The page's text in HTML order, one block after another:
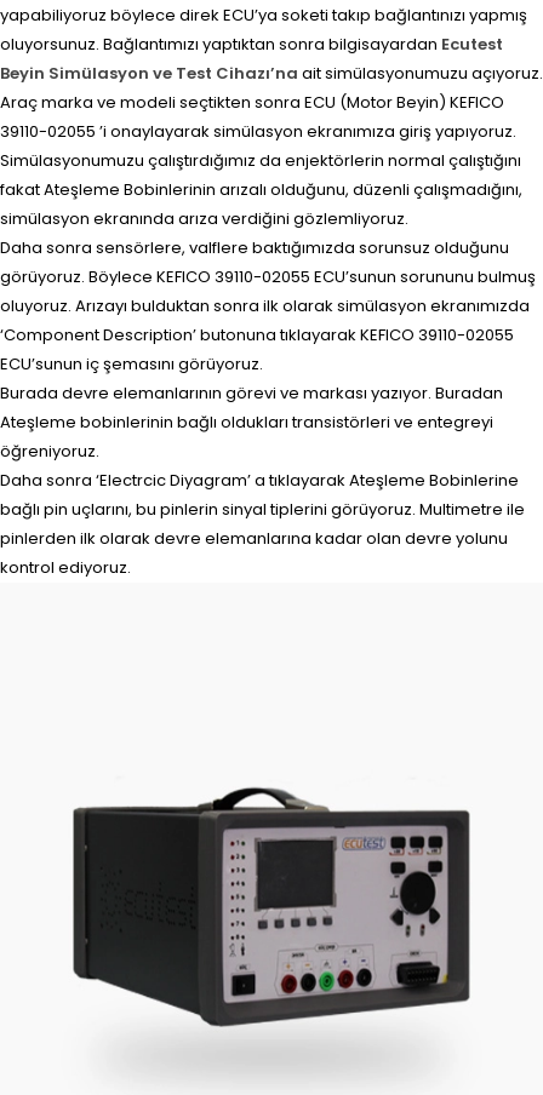
yapabiliyoruz böylece direk ECU’ya soketi takıp bağlantınızı yapmış
oluyorsunuz. Bağlantımızı yaptıktan sonra bilgisayardan Ecutest
Beyin Simülasyon ve Test Cihazı’na ait simülasyonumuzu açıyoruz.
Araç marka ve modeli seçtikten sonra ECU (Motor Beyin) KEFICO
39110-02055 ’i onaylayarak simülasyon ekranımıza giriş yapıyoruz.
Simülasyonumuzu çalıştırdığımız da enjektörlerin normal çalıştığını
fakat Ateşleme Bobinlerinin arızalı olduğunu, düzenli çalışmadığını,
simülasyon ekranında arıza verdiğini gözlemliyoruz.
Daha sonra sensörlere, valflere baktığımızda sorunsuz olduğunu
görüyoruz. Böylece KEFICO 39110-02055 ECU’sunun sorununu bulmuş
oluyoruz. Arızayı bulduktan sonra ilk olarak simülasyon ekranımızda
‘Component Description’ butonuna tıklayarak KEFICO 39110-02055
ECU’sunun iç şemasını görüyoruz.
Burada devre elemanlarının görevi ve markası yazıyor. Buradan
Ateşleme bobinlerinin bağlı oldukları transistörleri ve entegreyi
öğreniyoruz.
Daha sonra ‘Electrcic Diyagram’ a tıklayarak Ateşleme Bobinlerine
bağlı pin uçlarını, bu pinlerin sinyal tiplerini görüyoruz. Multimetre ile
pinlerden ilk olarak devre elemanlarına kadar olan devre yolunu
kontrol ediyoruz.